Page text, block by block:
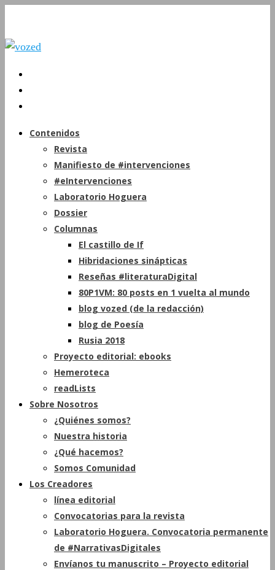
Contenidos
Revista
Manifiesto de #intervenciones
#eIntervenciones
Laboratorio Hoguera
Dossier
Columnas
El castillo de If
Hibridaciones sinápticas
Reseñas #literaturaDigital
80P1VM: 80 posts en 1 vuelta al mundo
blog vozed (de la redacción)
blog de Poesía
Rusia 2018
Proyecto editorial: ebooks
Hemeroteca
readLists
Sobre Nosotros
¿Quiénes somos?
Nuestra historia
¿Qué hacemos?
Somos Comunidad
Los Creadores
línea editorial
Convocatorias para la revista
Laboratorio Hoguera. Convocatoria permanente
de #NarrativasDigitales
Envíanos tu manuscrito – Proyecto editorial